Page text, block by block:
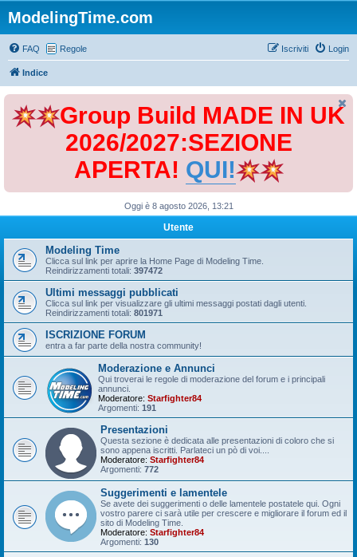
ModelingTime.com
FAQ Regole Login
Iscriviti
Indice
Group Build MADE IN UK
2026/2027:SEZIONE
APERTA! QUI!
Oggi è 8 agosto 2026, 13:21
Utente
Modeling Time
Clicca sul link per aprire la Home Page di Modeling Time.
Reindirizzamenti totali: 397472
Ultimi messaggi pubblicati
Clicca sul link per visualizzare gli ultimi messaggi postati dagli utenti.
Reindirizzamenti totali: 801971
ISCRIZIONE FORUM
entra a far parte della nostra community!
Moderazione e Annunci
Qui troverai le regole di moderazione del forum e i principali
annunci.
Moderatore: Starfighter84
Argomenti: 191
Presentazioni
Questa sezione è dedicata alle presentazioni di coloro che si
sono appena iscritti. Parlateci un pò di voi....
Moderatore: Starfighter84
Argomenti: 772
Suggerimenti e lamentele
Se avete dei suggerimenti o delle lamentele postatele qui. Ogni
vostro parere ci sarà utile per crescere e migliorare il forum ed il
sito di Modeling Time.
Moderatore: Starfighter84
Argomenti: 130